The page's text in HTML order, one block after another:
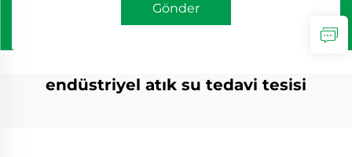
Gönder
endüstriyel atık su tedavi tesisi